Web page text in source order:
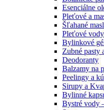
Esenciálne
Pleťové a
Šľahané
Pleťové
Bylinkové
Zubné pasty
Deodoranty
Balzamy na
Peelingy a
Sirupy a
Bylinné
Bystré vody